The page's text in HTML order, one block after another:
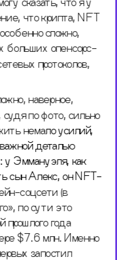
что крипта, NFT
сложно,
больших опенсорс-
протоколов,
наверное,
судя по фото, сильно
немало усилий,
деталью
у Эммануэля, как
сын Алекс, он NFT-
соцсети (в
по сути это
прошлого года
$7.6 млн. Именно
запостил